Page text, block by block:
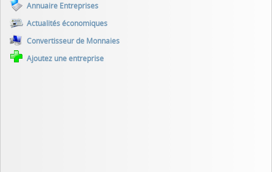
Annuaire Entreprises
Actualités économiques
Convertisseur de Monnaies
Ajoutez une entreprise